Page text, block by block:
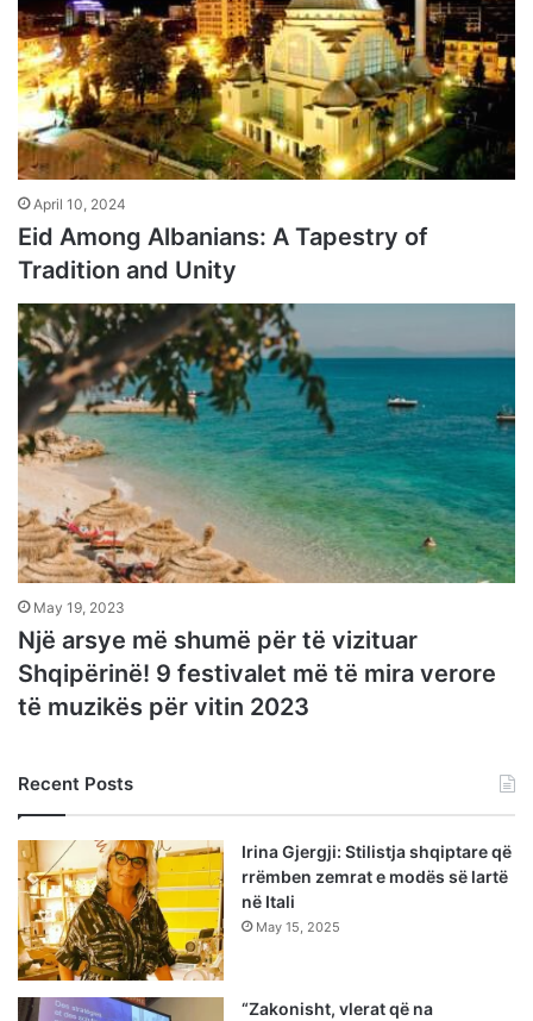
April 10, 2024
Eid Among Albanians: A Tapestry of
Tradition and Unity
May 19, 2023
Një arsye më shumë për të vizituar
Shqipërinë! 9 festivalet më të mira verore
të muzikës për vitin 2023
Recent Posts
Irina Gjergji: Stilistja shqiptare që
rrëmben zemrat e modës së lartë
në Itali
May 15, 2025
“Zakonisht, vlerat që na